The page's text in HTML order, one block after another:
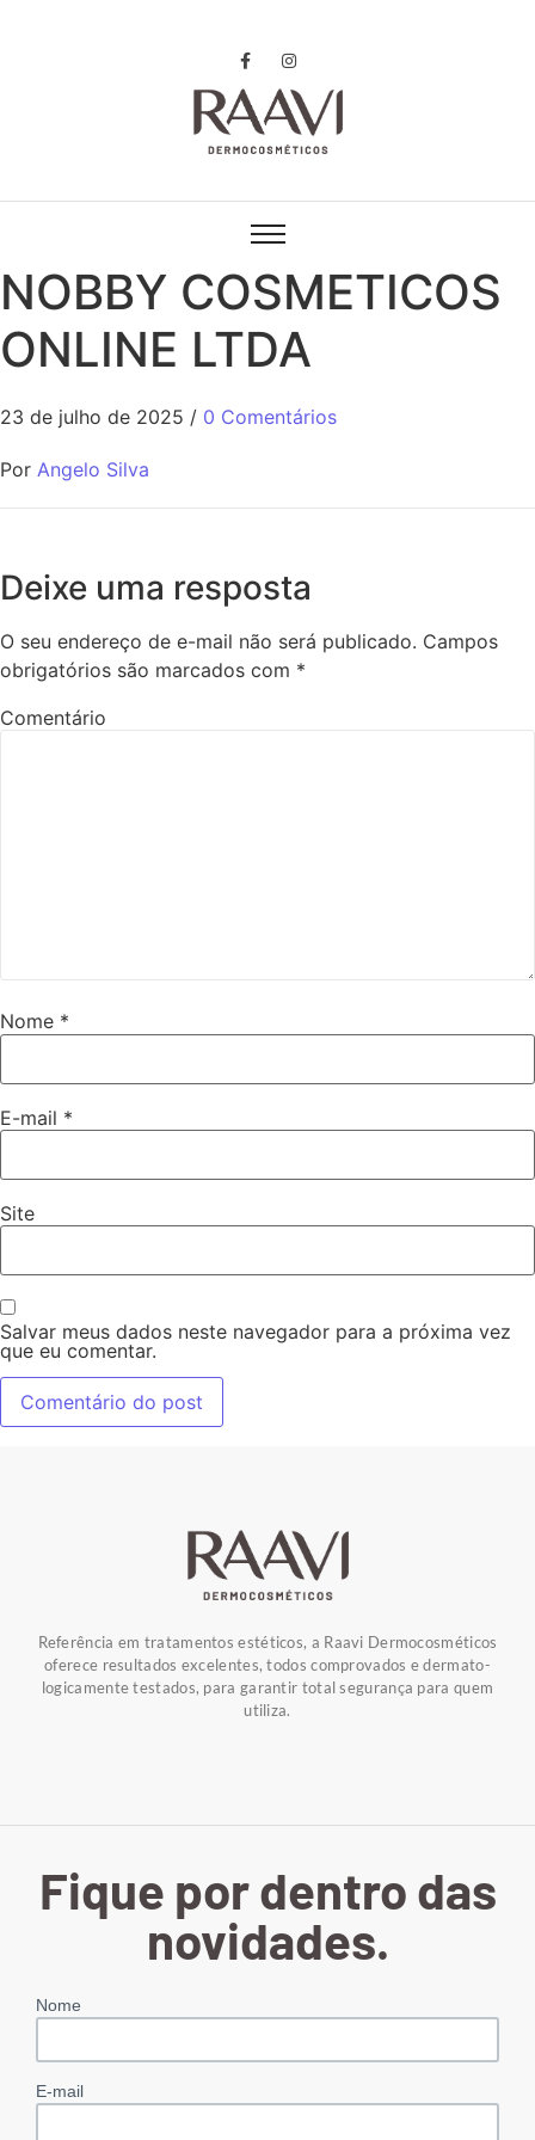
NOBBY COSMETICOS
ONLINE LTDA
23 de julho de 2025 / 0 Comentários
Por Angelo Silva
Deixe uma resposta
O seu endereço de e-mail não será publicado. Campos
obrigatórios são marcados com *
Comentário
Nome *
E-mail *
Site
Salvar meus dados neste navegador para a próxima vez
que eu comentar.
Referência em tratamentos estéticos, a Raavi Dermocosméticos
oferece resultados excelentes, todos comprovados e dermato-
logicamente testados, para garantir total segurança para quem
utiliza.
Fique por dentro das
novidades.
Nome
E-mail